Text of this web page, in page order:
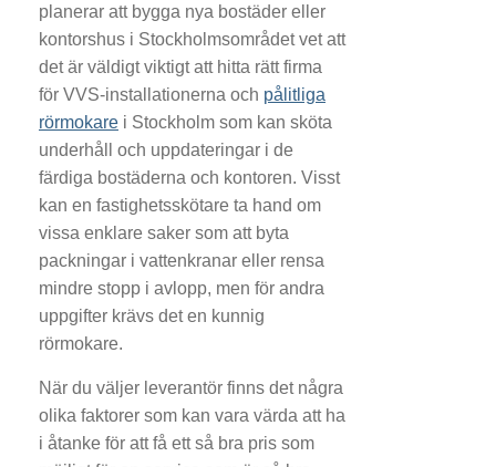
planerar att bygga nya bostäder eller
kontorshus i Stockholmsområdet vet att
det är väldigt viktigt att hitta rätt firma
för VVS-installationerna och pålitliga
rörmokare i Stockholm som kan sköta
underhåll och uppdateringar i de
färdiga bostäderna och kontoren. Visst
kan en fastighetsskötare ta hand om
vissa enklare saker som att byta
packningar i vattenkranar eller rensa
mindre stopp i avlopp, men för andra
uppgifter krävs det en kunnig
rörmokare.
När du väljer leverantör finns det några
olika faktorer som kan vara värda att ha
i åtanke för att få ett så bra pris som